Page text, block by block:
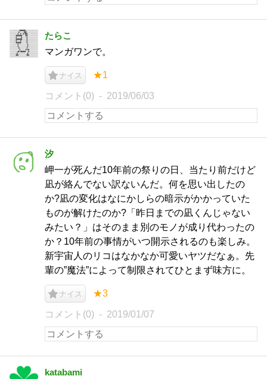
たらこ
マンガワンで。
ナイス ★1
コメント(0) 2019/06/03
汐
岬一が死んだ10年前の祭りの日、当たり前だけど
凪が絡んでない訳ないんだ。何を思い出したの
か?凪の変化はなにかしらの暗示がかかっていた
ものが解けたのか?「昨日までの凪くんじゃない
みたい？」はそのまま別のモノが成り代わったの
か？10年前の事情がいつ開示されるのも楽しみ。
新宇宙人のリコはなかなか可愛いヤツだなぁ。先
輩の”魔法”によって制限されてひとまず味方に。
ナイス ★3
コメント(0) 2019/01/07
katabami